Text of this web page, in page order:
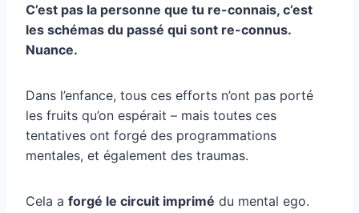
C’est pas la personne que tu re-connais, c’est
les schémas du passé qui sont re-connus.
Nuance.
Dans l’enfance, tous ces efforts n’ont pas porté
les fruits qu’on espérait – mais toutes ces
tentatives ont forgé des programmations
mentales, et également des traumas.
Cela a forgé le circuit imprimé du mental ego.